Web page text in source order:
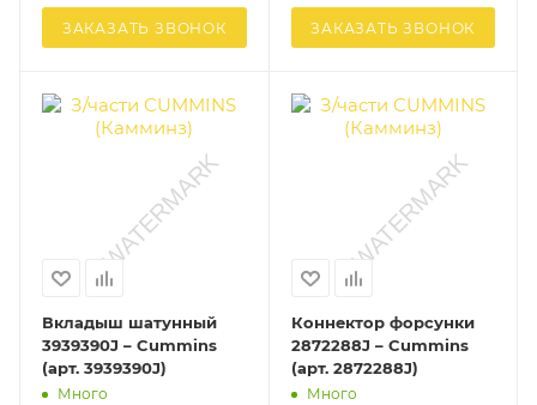
ЗАКАЗАТЬ ЗВОНОК ЗАКАЗАТЬ ЗВОНОК
Вкладыш шатунный
3939390J – Cummins
(арт. 3939390J)
Много
Коннектор форсунки
2872288J – Cummins
(арт. 2872288J)
Много